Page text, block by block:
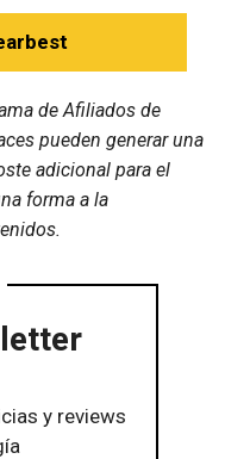
de Afiliados de
pueden generar una
adicional para el
forma a la
y reviews